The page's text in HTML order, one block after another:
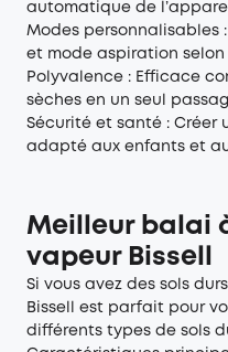
automatique de
Modes personnalisables
et mode aspiration selon
Polyvalence : Efficace
sèches en un seul
Sécurité et santé : Créer
adapté aux enfants et
Meilleur balai
vapeur Bissell
Si vous avez des sols
Bissell est parfait pour
différents types de sols